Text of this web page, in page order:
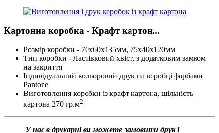
Картонна коробка - Крафт картон...
Розмір коробки - 70х60х135мм, 75х40х120мм
Тип коробки - Ластівковий хвіст, з додатковим замком
на закриття
Індивідуальний кольоровий друк на коробці фарбами
Pantone
Виготовлення коробки із крафт картона, щільність
картона 270 гр.м2
У нас в друкарні ви можете замовити друк і